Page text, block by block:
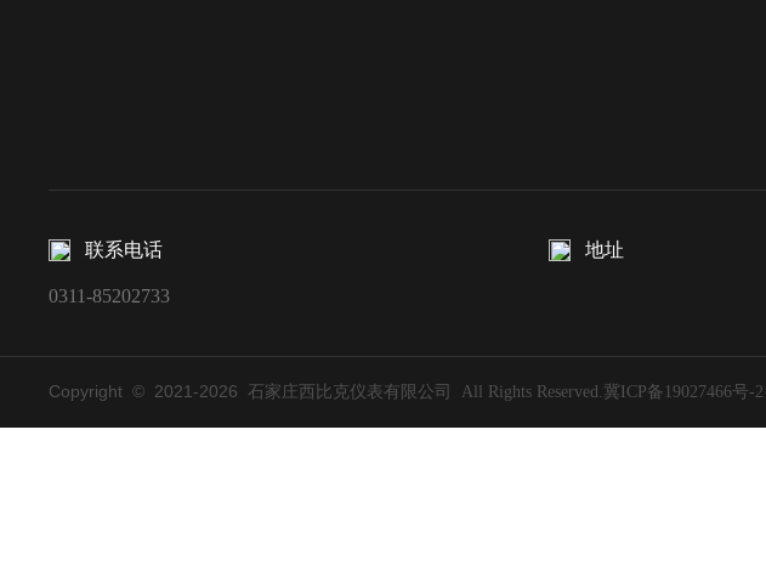
联系电话
0311-85202733
地址
Copyright © 2021-2026 石家庄西比克仪表有限公司 All Rights Reserved. 冀ICP备19027466号-2